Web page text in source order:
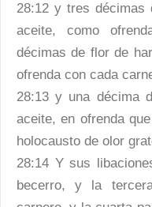
28:12 y tres décimas
aceite, como
décimas de flor de
ofrenda con cada
28:13 y una décima
aceite, en ofrenda
holocausto de olor
28:14 Y sus
becerro, y la